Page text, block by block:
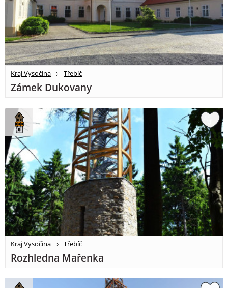
Kraj Vysočina Třebíč
Zámek Dukovany
Kraj Vysočina Třebíč
Rozhledna Mařenka